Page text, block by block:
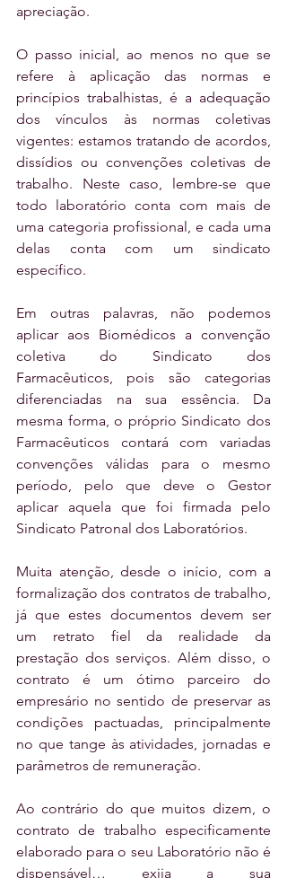
apreciação.
O passo inicial, ao menos no que se
refere à aplicação das normas e
princípios trabalhistas, é a adequação
dos vínculos às normas coletivas
vigentes: estamos tratando de acordos,
dissídios ou convenções coletivas de
trabalho. Neste caso, lembre-se que
todo laboratório conta com mais de
uma categoria profissional, e cada uma
delas conta com um sindicato
específico.
Em outras palavras, não podemos
aplicar aos Biomédicos a convenção
coletiva do Sindicato dos
Farmacêuticos, pois são categorias
diferenciadas na sua essência. Da
mesma forma, o próprio Sindicato dos
Farmacêuticos contará com variadas
convenções válidas para o mesmo
período, pelo que deve o Gestor
aplicar aquela que foi firmada pelo
Sindicato Patronal dos Laboratórios.
Muita atenção, desde o início, com a
formalização dos contratos de trabalho,
já que estes documentos devem ser
um retrato fiel da realidade da
prestação dos serviços. Além disso, o
contrato é um ótimo parceiro do
empresário no sentido de preservar as
condições pactuadas, principalmente
no que tange às atividades, jornadas e
parâmetros de remuneração.
Ao contrário do que muitos dizem, o
contrato de trabalho especificamente
elaborado para o seu Laboratório não é
dispensável… exija a sua